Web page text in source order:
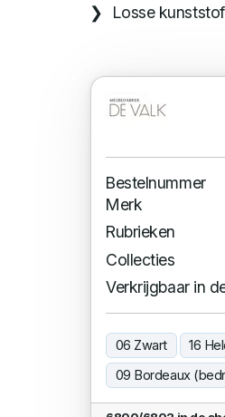
Losse
Bestelnummer
Merk
Rubrieken
Collecties
Verkrijgbaar in
06 Zwart 16
09 Bordeaux